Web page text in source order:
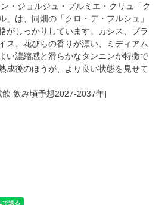
・ジョルジュ・プルミエ・クリュ「ク
」は、同畑の「クロ・デ・フルシュ」
がしっかりしています。カシス、プラ
ス、花びらの香りが漂い、ミディアム
い濃縮感と滑らかなタンニンが特徴で
成後のほうが、より良い状態を見せて
飲み頃予想2027-2037年]